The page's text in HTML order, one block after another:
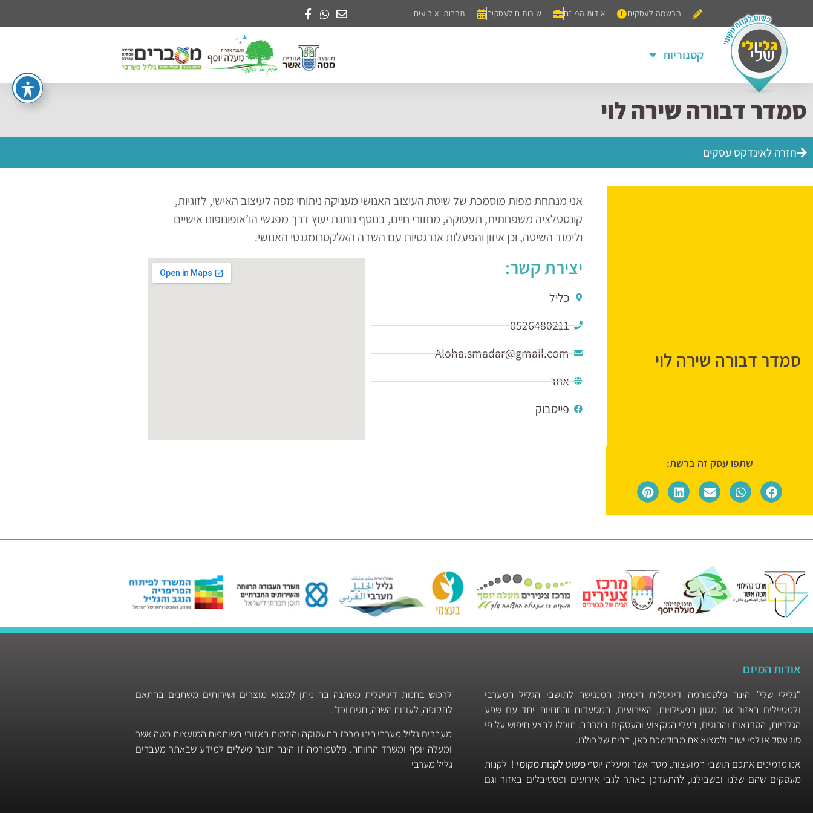
הרשמה לעסקים אודות המיזם שירותים לעסקים תרבות ואירועים
קטגוריות
סמדר דבורה שירה לוי
חזרה לאינדקס עסקים
סמדר דבורה שירה לוי
אני מנתחת מפות מוסמכת של שיטת העיצוב האנושי מעניקה ניתוחי מפה לעיצוב האישי, לזוגיות,
קונסטלציה משפחתית, תעסוקה, מחזורי חיים, בנוסף נותנת יעוץ דרך מפגשי הו’אופונופונו אישיים
ולימוד השיטה, וכן איזון והפעלות אנרגטיות עם השדה האלקטרומגנטי האנושי.
יצירת קשר:
כליל
0526480211
Aloha.smadar@gmail.com
אתר
פייסבוק
שתפו עסק זה ברשת:
אודות המיזם
“גלילי שלי” הינה פלטפורמה דיגיטלית חינמית המנגישה לתושבי הגליל המערבי
ולמטיילים באזור את מגוון הפעילויות, האירועים, המסעדות והחנויות יחד עם שפע
הגלריות, הסדנאות והחוגים, בעלי המקצוע והעסקים במרחב. תוכלו לבצע חיפוש על פי
סוג עסק או לפי ישוב ולמצוא את מבוקשכם כאן, בבית של כולנו.
אנו מזמינים אתכם תושבי המועצות, מטה אשר ומעלה יוסףפשוט לקנות מקומי ! לקנות
מעסקים שהם שלנו ובשבילנו, להתעדכן באתר לגבי אירועים ופסטיבלים באזור וגם
לרכוש בחנות דיגיטלית משתנה בה ניתן למצוא מוצרים ושירותים משתנים בהתאם
לתקופה, לעונות השנה, חגים וכד’.
מעברים גליל מערבי הינו מרכז התעסוקה והיזמות האזורי בשותפות המועצות מטה אשר
ומעלה יוסף ומשרד הרווחה. פלטפורמה זו הינה תוצר משלים למידע שבאתר מעברים
גליל מערבי